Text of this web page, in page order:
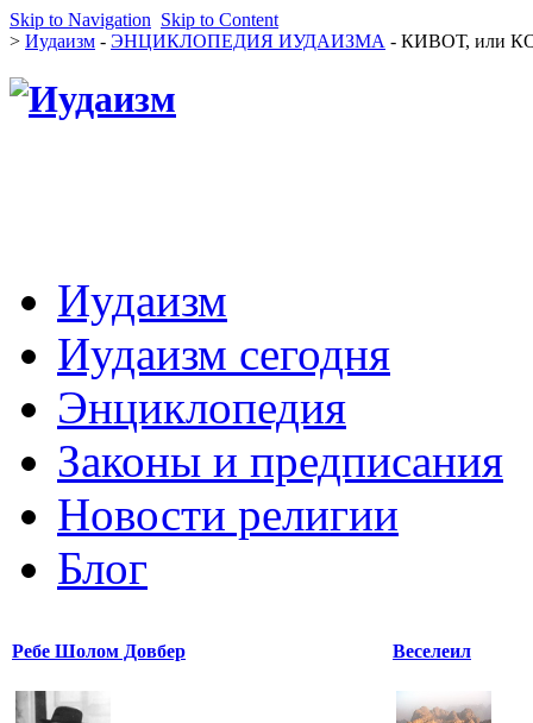
Skip to Navigation Skip to Content
> Иудаизм - ЭНЦИКЛОПЕДИЯ ИУДАИЗМА - КИВОТ, или
Иудаизм
Иудаизм сегодня
Энциклопедия
Законы и предписания
Новости религии
Блог
Ребе Шолом Довбер Веселеил